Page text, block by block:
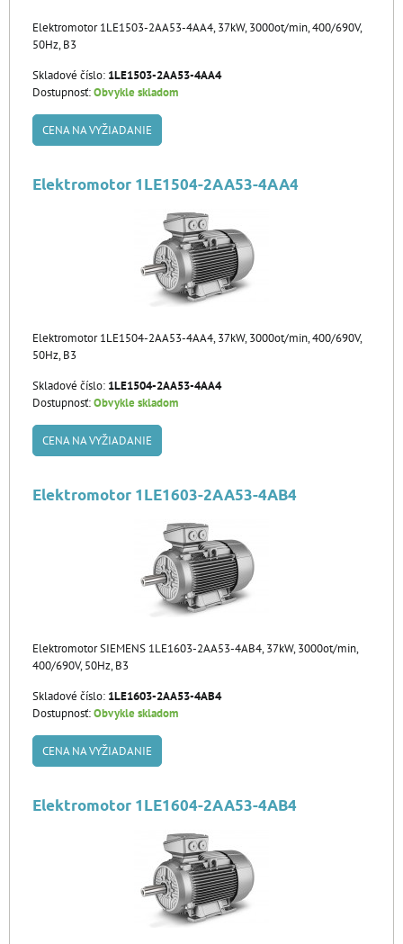
Elektromotor 1LE1503-2AA53-4AA4, 37kW, 3000ot/min, 400/690V,
50Hz, B3
Skladové číslo: 1LE1503-2AA53-4AA4
Dostupnosť:Obvykle skladom
CENA NA VYŽIADANIE
Elektromotor 1LE1504-2AA53-4AA4
Elektromotor 1LE1504-2AA53-4AA4, 37kW, 3000ot/min, 400/690V,
50Hz, B3
Skladové číslo: 1LE1504-2AA53-4AA4
Dostupnosť:Obvykle skladom
CENA NA VYŽIADANIE
Elektromotor 1LE1603-2AA53-4AB4
Elektromotor SIEMENS 1LE1603-2AA53-4AB4, 37kW, 3000ot/min,
400/690V, 50Hz, B3
Skladové číslo: 1LE1603-2AA53-4AB4
Dostupnosť:Obvykle skladom
CENA NA VYŽIADANIE
Elektromotor 1LE1604-2AA53-4AB4